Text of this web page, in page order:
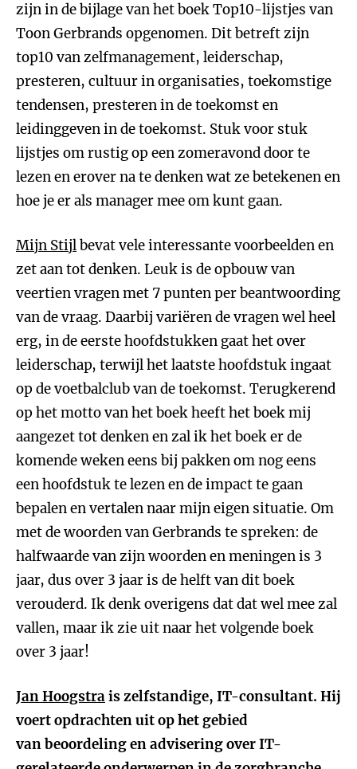
zijn in de bijlage van het boek Top10-lijstjes van
Toon Gerbrands opgenomen. Dit betreft zijn
top10 van zelfmanagement, leiderschap,
presteren, cultuur in organisaties, toekomstige
tendensen, presteren in de toekomst en
leidinggeven in de toekomst. Stuk voor stuk
lijstjes om rustig op een zomeravond door te
lezen en erover na te denken wat ze betekenen en
hoe je er als manager mee om kunt gaan.
Mijn Stijlbevat vele interessante voorbeelden en
zet aan tot denken. Leuk is de opbouw van
veertien vragen met 7 punten per beantwoording
van de vraag. Daarbij variëren de vragen wel heel
erg, in de eerste hoofdstukken gaat het over
leiderschap, terwijl het laatste hoofdstuk ingaat
op de voetbalclub van de toekomst. Terugkerend
op het motto van het boek heeft het boek mij
aangezet tot denken en zal ik het boek er de
komende weken eens bij pakken om nog eens
een hoofdstuk te lezen en de impact te gaan
bepalen en vertalen naar mijn eigen situatie. Om
met de woorden van Gerbrands te spreken: de
halfwaarde van zijn woorden en meningen is 3
jaar, dus over 3 jaar is de helft van dit boek
verouderd. Ik denk overigens dat dat wel mee zal
vallen, maar ik zie uit naar het volgende boek
over 3 jaar!
Jan Hoogstrais zelfstandige, IT-consultant. Hij
voert opdrachten uit op het gebied
van beoordeling en advisering over IT-